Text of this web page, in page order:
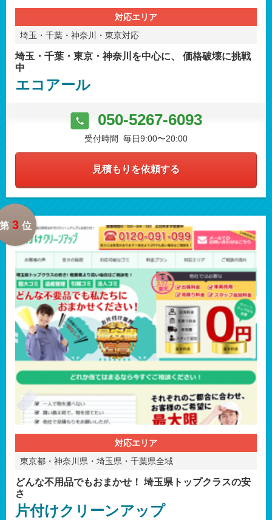
対応エリア
埼玉・千葉・神奈川・東京対応
埼玉・千葉・東京・神奈川を中心に、 価格破壊に挑戦
中
エコアール
050-5267-6093
受付時間 毎日9:00〜20:00
見積もりを依頼する
3 位
対応エリア
東京都・神奈川県・埼玉県・千葉県全域
どんな不用品でもおまかせ！ 埼玉県トップクラスの安
さ
片付けクリーンアップ